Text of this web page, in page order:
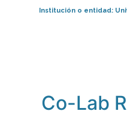
Institución o entidad:
Co-Lab